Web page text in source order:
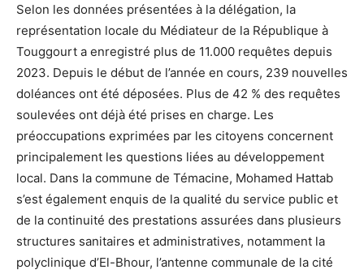
Selon les données présentées à la délégation, la
représentation locale du Médiateur de la République à
Touggourt a enregistré plus de 11.000 requêtes depuis
2023. Depuis le début de l’année en cours, 239 nouvelles
doléances ont été déposées. Plus de 42 % des requêtes
soulevées ont déjà été prises en charge. Les
préoccupations exprimées par les citoyens concernent
principalement les questions liées au développement
local. Dans la commune de Témacine, Mohamed Hattab
s’est également enquis de la qualité du service public et
de la continuité des prestations assurées dans plusieurs
structures sanitaires et administratives, notamment la
polyclinique d’El-Bhour, l’antenne communale de la cité